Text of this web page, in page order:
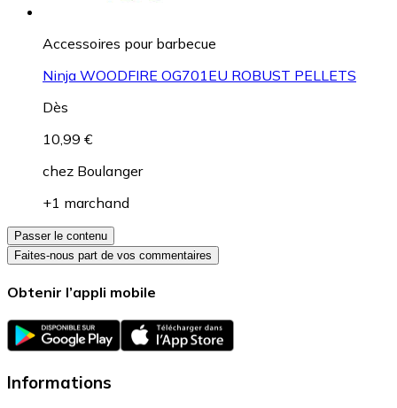
Accessoires pour barbecue
Ninja WOODFIRE OG701EU ROBUST PELLETS
Dès
10,99 €
chez Boulanger
+1 marchand
Passer le contenu
Faites-nous part de vos commentaires
Obtenir l’appli mobile
Informations